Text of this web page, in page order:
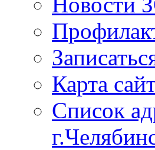
Карта
Список